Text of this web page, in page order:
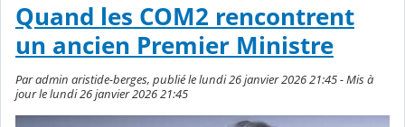
Quand les COM2 rencontrent
un ancien Premier Ministre
Par admin aristide-berges, publié le lundi 26 janvier 2026 21:45 - Mis à
jour le lundi 26 janvier 2026 21:45